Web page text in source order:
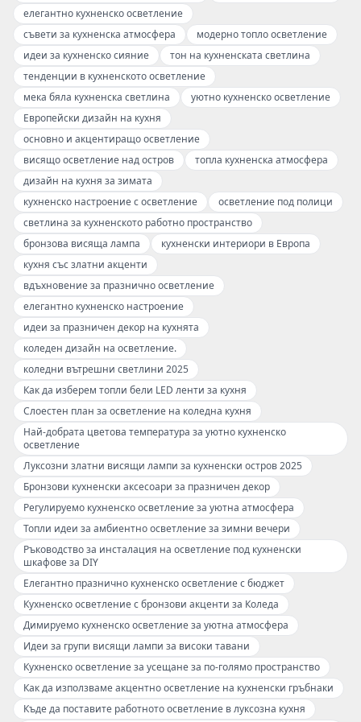
елегантно кухненско осветление
съвети за кухненска атмосфера
модерно топло осветление
идеи за кухненско сияние
тон на кухненската светлина
тенденции в кухненското осветление
мека бяла кухненска светлина
уютно кухненско осветление
Европейски дизайн на кухня
основно и акцентиращо осветление
висящо осветление над остров
топла кухненска атмосфера
дизайн на кухня за зимата
кухненско настроение с осветление
осветление под полици
светлина за кухненското работно пространство
бронзова висяща лампа
кухненски интериори в Европа
кухня със златни акценти
вдъхновение за празнично осветление
елегантно кухненско настроение
идеи за празничен декор на кухнята
коледен дизайн на осветление.
коледни вътрешни светлини 2025
Как да изберем топли бели LED ленти за кухня
Слоестен план за осветление на коледна кухня
Най-добрата цветова температура за уютно кухненско
осветление
Луксозни златни висящи лампи за кухненски остров 2025
Бронзови кухненски аксесоари за празничен декор
Регулируемо кухненско осветление за уютна атмосфера
Топли идеи за амбиентно осветление за зимни вечери
Ръководство за инсталация на осветление под кухненски
шкафове за DIY
Елегантно празнично кухненско осветление с бюджет
Кухненско осветление с бронзови акценти за Коледа
Димируемо кухненско осветление за уютна атмосфера
Идеи за групи висящи лампи за високи тавани
Кухненско осветление за усещане за по-голямо пространство
Как да използваме акцентно осветление на кухненски гръбнаки
Къде да поставите работното осветление в луксозна кухня